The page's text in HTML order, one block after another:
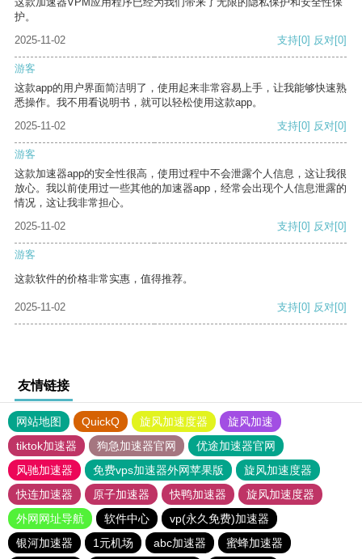
护。
2025-11-02
支持[0] 反对[0]
游客
这款app的用户界面简洁明了，使用起来非常容易上手，让我能够快速熟
悉操作。我不用看说明书，就可以轻松使用这款app。
2025-11-02
支持[0] 反对[0]
游客
这款加速器app的安全性很高，使用过程中不会泄露个人信息，这让我很
放心。我以前使用过一些其他的加速器app，经常会出现个人信息泄露的
情况，这让我非常担心。
2025-11-02
支持[0] 反对[0]
游客
这款软件的价格非常实惠，值得推荐。
2025-11-02 支持[0] 反对[0]
友情链接
网站地图 QuickQ 旋风加速度器
旋风加速
tiktok加速器
狗急加速器官网
优途加速器官网
风驰加速器
免费vps加速器外网苹果版
旋风加速度器
快连加速器
原子加速器 快鸭加速器
旋风加速度器
外网网址导航
软件中心
vp(永久免费)加速器
银河加速器
1元机场 abc加速器 蜜蜂加速器